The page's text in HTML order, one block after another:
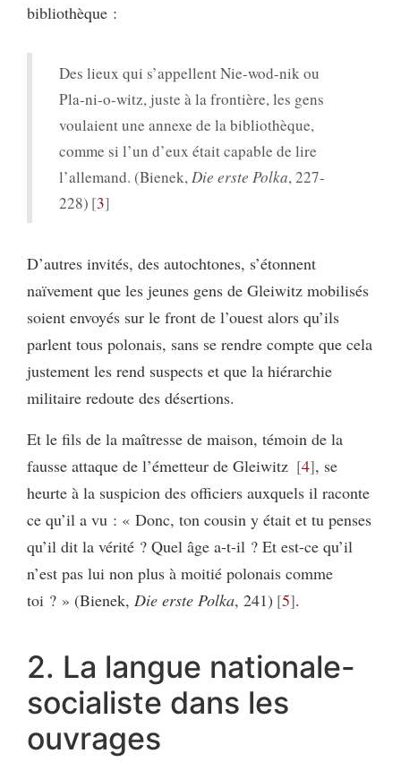
bibliothèque :
Des lieux qui s’appellent Nie-wod-nik ou
Pla-ni-o-witz, juste à la frontière, les gens
voulaient une annexe de la bibliothèque,
comme si l’un d’eux était capable de lire
l’allemand. (Bienek, Die erste Polka, 227-
228) 3
D’autres invités, des autochtones, s’étonnent
naïvement que les jeunes gens de Gleiwitz mobilisés
soient envoyés sur le front de l’ouest alors qu’ils
parlent tous polonais, sans se rendre compte que cela
justement les rend suspects et que la hiérarchie
militaire redoute des désertions.
Et le fils de la maîtresse de maison, témoin de la
fausse attaque de l’émetteur de Gleiwitz
4 , se
heurte à la suspicion des officiers auxquels il raconte
ce qu’il a vu : « Donc, ton cousin y était et tu penses
qu’il dit la vérité ? Quel âge a-t-il ? Et est-ce qu’il
n’est pas lui non plus à moitié polonais comme
toi ? » (Bienek, Die erste Polka, 241) 5 .
2. La langue nationale-
socialiste dans les
ouvrages